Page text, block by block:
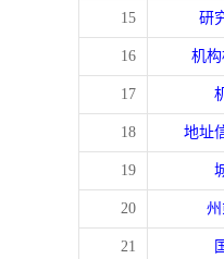
15 研
16 机
17
18 地址
19
20
21